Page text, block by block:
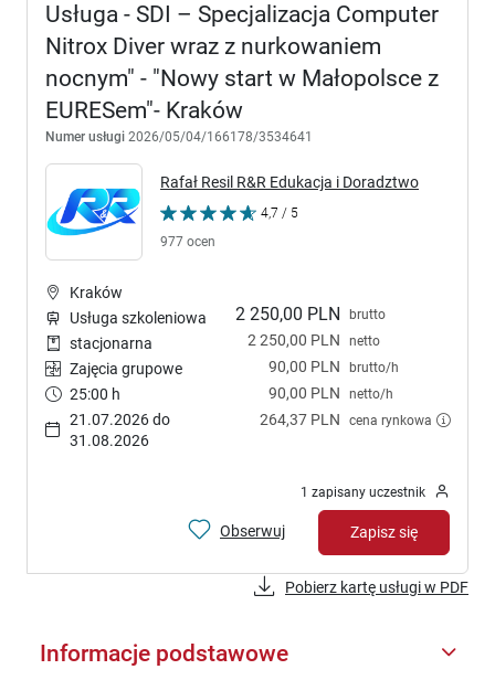
Usługa - SDI – Specjalizacja Computer
Nitrox Diver wraz z nurkowaniem
nocnym" - "Nowy start w Małopolsce z
EURESem"- Kraków
Numer usługi 2026/05/04/166178/3534641
Rafał Resil R&R Edukacja i Doradztwo
4,7 / 5
977 ocen
2 250,00 PLN brutto
2 250,00 PLN netto
90,00 PLN brutto/h
90,00 PLN netto/h
264,37 PLN cena rynkowa
Kraków
Usługa szkoleniowa
stacjonarna
Zajęcia grupowe
25:00 h
21.07.2026 do
31.08.2026
1 zapisany uczestnik
Obserwuj Zapisz się
Pobierz kartę usługi w PDF
Informacje podstawowe